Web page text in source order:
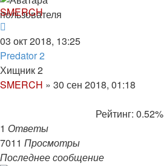
SMERCH
03 окт 2018, 13:25
Predator 2
Хищник 2
SMERCH » 30 сен 2018, 01:18
Рейтинг: 0.52%
1 Ответы
7011 Просмотры
Последнее сообщение